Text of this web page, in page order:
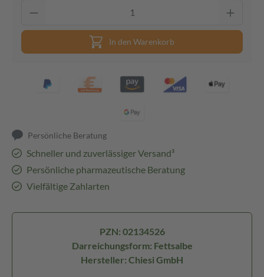
In den Warenkorb
Persönliche Beratung
Schneller und zuverlässiger Versand³
Persönliche pharmazeutische Beratung
Vielfältige Zahlarten
PZN: 02134526
Darreichungsform: Fettsalbe
Hersteller: Chiesi GmbH